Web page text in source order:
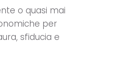
o quasi mai
per
sfiducia e